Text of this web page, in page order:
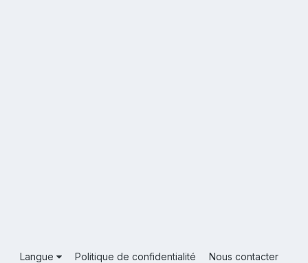
Langue Politique de confidentialité Nous contacter